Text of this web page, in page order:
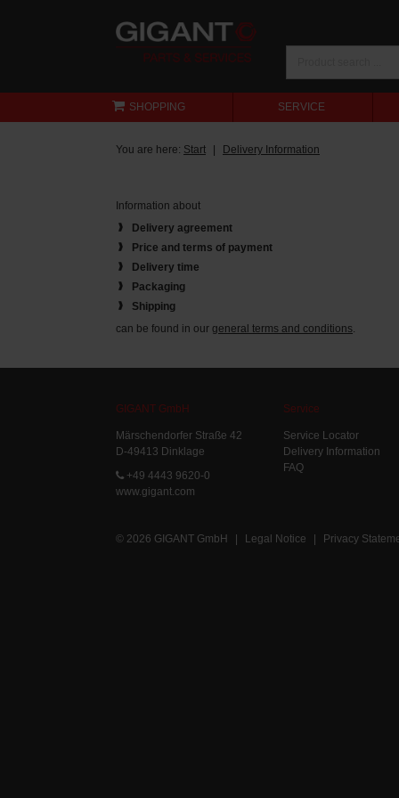
SHOPPING SERVICE
You are here: Start Delivery Information
Information about
Delivery agreement
Price and terms of payment
Delivery time
Packaging
Shipping
can be found in our general terms and conditions.
GIGANT GmbH
Märschendorfer Straße 42
D-49413 Dinklage
+49 4443 9620-0
www.gigant.com
Service
Service Locator
Delivery Information
FAQ
© 2026 GIGANT GmbH | Legal Notice | Privacy